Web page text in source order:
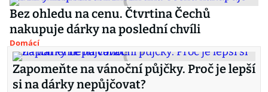
Bez ohledu na cenu. Čtvrtina Čechů
nakupuje dárky na poslední chvíli
Domácí
Zapomeňte na vánoční půjčky. Proč je lepší
si na dárky nepůjčovat?